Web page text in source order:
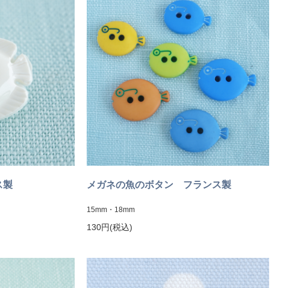
製 メガネの魚のボタン フランス製
15mm・18mm
130円(税込)